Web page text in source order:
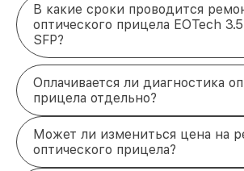
В какие сроки проводится
оптического прицела EOTech
SFP?
Оплачивается ли диагностика
прицела отдельно?
Может ли измениться цена на
оптического прицела?